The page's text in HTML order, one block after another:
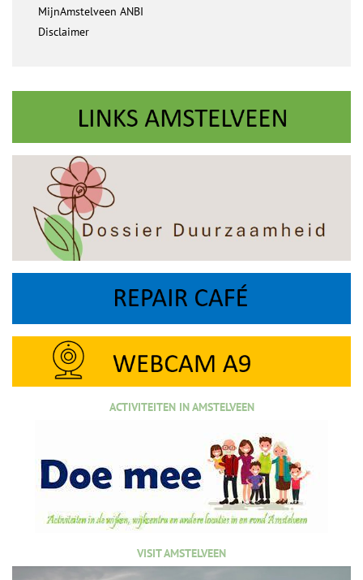
MijnAmstelveen ANBI
Disclaimer
ACTIVITEITEN IN AMSTELVEEN
VISIT AMSTELVEEN